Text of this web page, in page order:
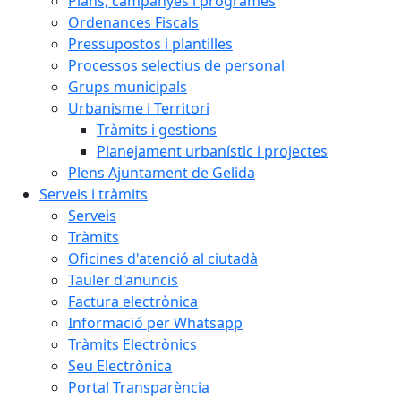
Ordenances Fiscals
Pressupostos i plantilles
Processos selectius de personal
Grups municipals
Urbanisme i Territori
Tràmits i gestions
Planejament urbanístic i projectes
Plens Ajuntament de Gelida
Serveis i tràmits
Serveis
Tràmits
Oficines d'atenció al ciutadà
Tauler d'anuncis
Factura electrònica
Informació per Whatsapp
Tràmits Electrònics
Seu Electrònica
Portal Transparència